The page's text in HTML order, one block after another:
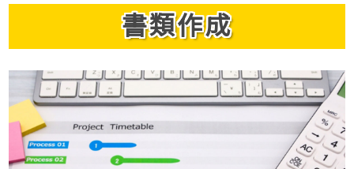
書類作成